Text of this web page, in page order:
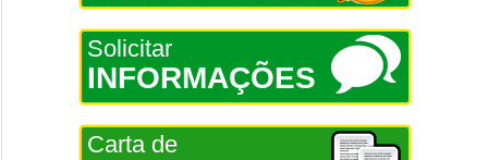
Solicitar
INFORMAÇÕES
Carta de